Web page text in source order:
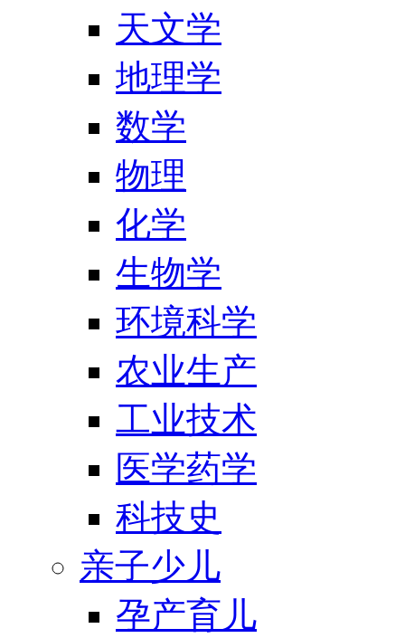
天文学
地理学
数学
物理
化学
生物学
环境科学
农业生产
工业技术
医学药学
科技史
亲子少儿
孕产育儿